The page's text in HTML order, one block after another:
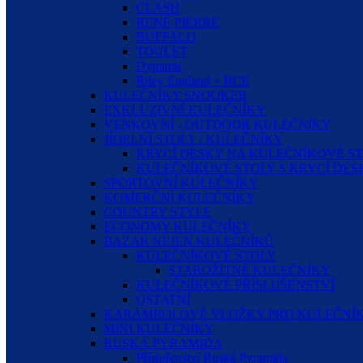
CLASH
RENÉ PIERRE
BUFFALO
TOULET
Dynamic
Riley England + BCE
KULEČNÍKY SNOOKER
EXKLUZIVNÍ KULEČNÍKY
VENKOVNÍ - OUTDOOR KULEČNÍKY
JÍDELNÍ STOLY / KULEČNÍKY
KRYCÍ DESKY NA KULEČNÍKOVÉ
KULEČNÍKOVÉ STOLY S KRYCÍ
SPORTOVNÍ KULEČNÍKY
KOMERČNÍ KULEČNÍKY
COUNTRY STYLE
ECONOMY KULEČNÍKY
BAZAR NEJEN KULEČNÍKŮ
KULEČNÍKOVÉ STOLY
STAROŽITNÉ KULEČNÍKY
KULEČNÍKOVÉ PŘÍSLUŠENSTVÍ
OSTATNÍ
KARAMBOLOVÉ VLOŽKY PRO
MINI KULEČNÍKY
RUSKÁ PYRAMIDA
Příslušenství Ruská Pyramida